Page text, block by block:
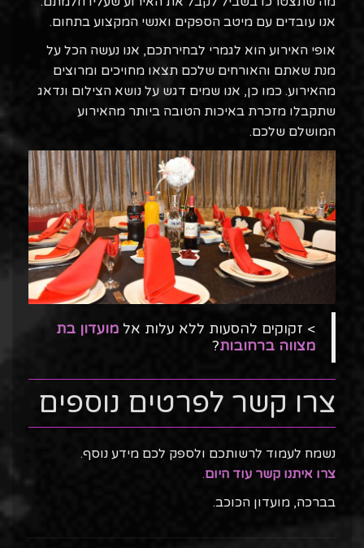
אנו עובדים עם מיטב הספקים ואנשי המקצוע בתחום.
אופי האירוע הוא לגמרי לבחירתכם, אנו נעשה הכל על
מנת שאתם והאורחים שלכם תצאו מחויכים ומרוצים
מהאירוע. כמו כן, אנו שמים דגש על נושא הצילום ונדאג
שתקבלו מזכרת באיכות הטובה ביותר מהאירוע
המושלם שלכם.
> זקוקים להסעות ללא עלות אל מועדון בת
מצווה ברחובות?
צרו קשר לפרטים נוספים
נשמח לעמוד לרשותכם ולספק לכם מידע נוסף.
צרו איתנו קשר עוד היום.
בברכה, מועדון הכוכב.